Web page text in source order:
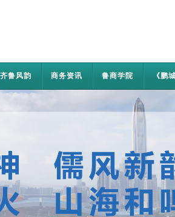
齐鲁风韵 商务资讯 鲁商学院 《鹏